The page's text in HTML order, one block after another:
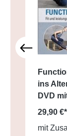
ins
DVD
29,90 €*
mit